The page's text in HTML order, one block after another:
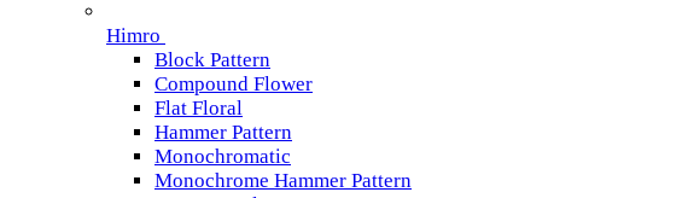
Himro
Block Pattern
Compound Flower
Flat Floral
Hammer Pattern
Monochromatic
Monochrome Hammer Pattern